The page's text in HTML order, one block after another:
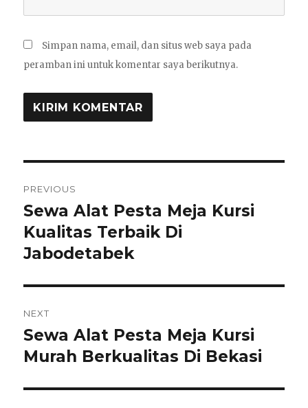
Simpan nama, email, dan situs web saya pada
peramban ini untuk komentar saya berikutnya.
pos
PREVIOUS
Previous
post:
Sewa Alat Pesta Meja Kursi
Kualitas Terbaik Di
Jabodetabek
NEXT
Next
post:
Sewa Alat Pesta Meja Kursi
Murah Berkualitas Di Bekasi